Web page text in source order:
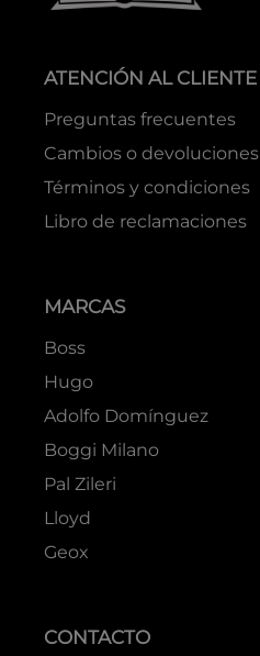
ATENCIÓN AL CLIENTE
Preguntas frecuentes
Cambios o devoluciones
Términos y condiciones
Libro de reclamaciones
MARCAS
Boss
Hugo
Adolfo Domínguez
Boggi Milano
Pal Zileri
Lloyd
Geox
CONTACTO